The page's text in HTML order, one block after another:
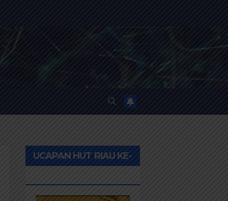
UCAPAN HUT RIAU KE-